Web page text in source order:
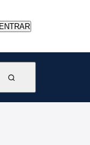
ENTRAR